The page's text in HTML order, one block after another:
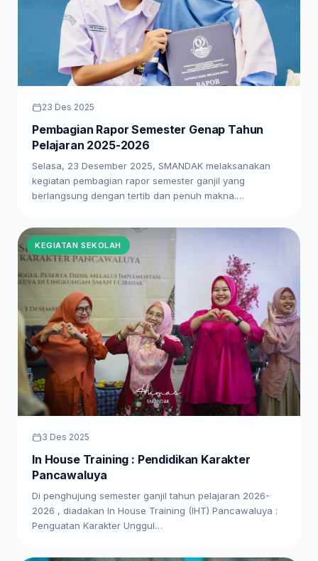
23 Des 2025
Pembagian Rapor Semester Genap Tahun
Pelajaran 2025-2026
Selasa, 23 Desember 2025, SMANDAK melaksanakan
kegiatan pembagian rapor semester ganjil yang
berlangsung dengan tertib dan penuh makna.…
KEGIATAN SEKOLAH
3 Des 2025
In House Training : Pendidikan Karakter
Pancawaluya
Di penghujung semester ganjil tahun pelajaran 2026-
2026 , diadakan In House Training (IHT) Pancawaluya :
Penguatan Karakter Unggul…